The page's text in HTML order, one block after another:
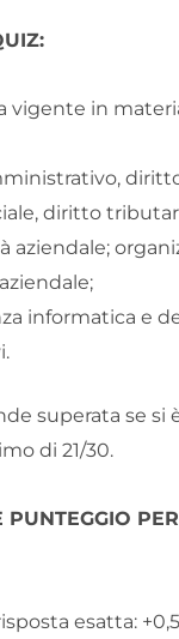
vigente in
diritto
aziendale;
informatica e
superata se si
di 21/30.
PUNTEGGIO
esatta: